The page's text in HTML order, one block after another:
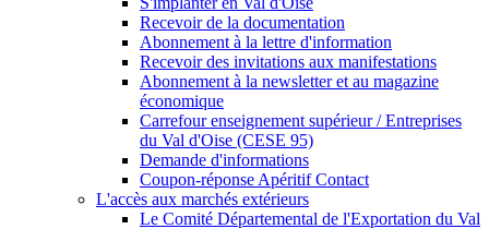
Recevoir de la documentation
Abonnement à la lettre d'information
Recevoir des invitations aux manifestations
Abonnement à la newsletter et au magazine
économique
Carrefour enseignement supérieur / Entreprises
du Val d'Oise (CESE 95)
Demande d'informations
Coupon-réponse Apéritif Contact
L'accès aux marchés extérieurs
Le Comité Départemental de l'Exportation du Val